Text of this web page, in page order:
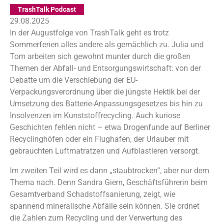
TrashTalk Podcast
29.08.2025
In der Augustfolge von TrashTalk geht es trotz
Sommerferien alles andere als gemächlich zu. Julia und
Tom arbeiten sich gewohnt munter durch die großen
Themen der Abfall- und Entsorgungswirtschaft: von der
Debatte um die Verschiebung der EU-
Verpackungsverordnung über die jüngste Hektik bei der
Umsetzung des Batterie-Anpassungsgesetzes bis hin zu
Insolvenzen im Kunststoffrecycling. Auch kuriose
Geschichten fehlen nicht – etwa Drogenfunde auf Berliner
Recyclinghöfen oder ein Flughafen, der Urlauber mit
gebrauchten Luftmatratzen und Aufblastieren versorgt.
Im zweiten Teil wird es dann „staubtrocken“, aber nur dem
Thema nach. Denn Sandra Giern, Geschäftsführerin beim
Gesamtverband Schadstoffsanierung, zeigt, wie
spannend mineralische Abfälle sein können. Sie ordnet
die Zahlen zum Recycling und der Verwertung des